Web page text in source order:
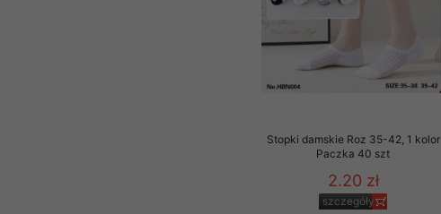
Stopki damskie Roz 35-42, 1 kolor
Paczka 40 szt
2.20 zł
szczegóły